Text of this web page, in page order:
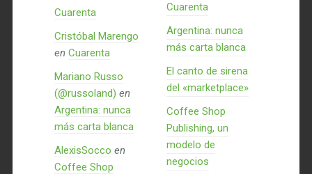
Cuarenta
Cristóbal Marengo
en Cuarenta
Mariano Russo
(@russoland) en
Argentina: nunca
más carta blanca
AlexisSocco en
Coffee Shop
Cuarenta
Argentina: nunca
más carta blanca
El canto de sirena
del «marketplace»
Coffee Shop
Publishing, un
modelo de
negocios